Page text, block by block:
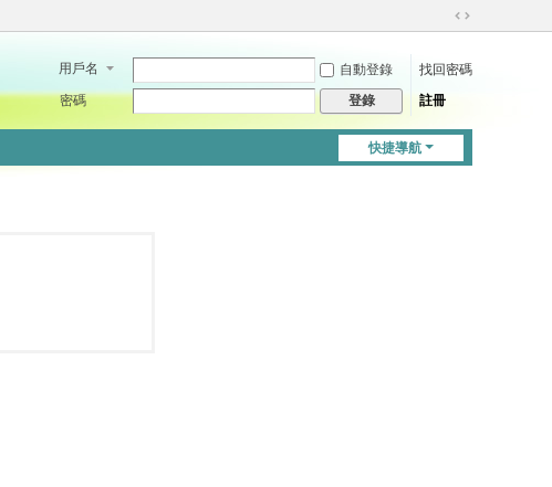
切
到
用戶名 自動登錄
找回密碼
密碼
登錄 註冊
快捷導航